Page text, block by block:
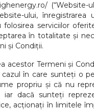
(“Website-
ului, înregistrarea
folosirea serviciilor
în totalitate şi
şi Condiţii.
acestor Termeni și
cazul în care sunteți o
propriu și că nu
iar dacă sunteți
acționați în limitele